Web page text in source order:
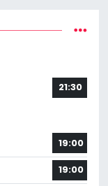
21:30
19:00
19:00